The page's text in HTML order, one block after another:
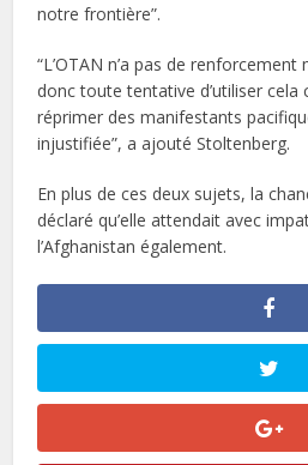
notre frontière”.
“L’OTAN n’a pas de
donc toute tentative d’utiliser
réprimer des manifestants
injustifiée”, a ajouté Stoltenberg.
En plus de ces deux sujets, la
déclaré qu’elle attendait avec
l’Afghanistan également.